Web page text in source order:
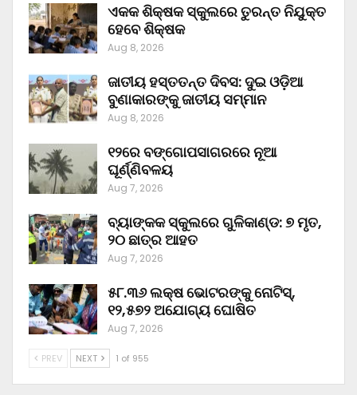
ଏକକ ଶିକ୍ଷକ ସ୍କୁଲରେ ତୁରନ୍ତ ନିଯୁକ୍ତ
ହେବେ ଶିକ୍ଷକ
Aug 8, 2026
ଜାତୀୟ ହସ୍ତତନ୍ତ ଦିବସ: ଦୁଇ ଓଡ଼ିଆ
ବୁଣାକାରଙ୍କୁ ଜାତୀୟ ସମ୍ମାନ
Aug 8, 2026
୧୨ରେ ବଙ୍ଗୋପସାଗରରେ ନୂଆ
ଘୂର୍ଣ୍ଣିବଳୟ
Aug 7, 2026
ବ୍ୟାଙ୍କକ ସ୍କୁଲରେ ଗୁଳିକାଣ୍ଡ: ୭ ମୃତ,
୨୦ ଛାତ୍ର ଆହତ
Aug 7, 2026
୫୮.୩୬ ଲକ୍ଷ ଭୋଟରଙ୍କୁ ନୋଟିସ୍‌,
୧୨,୫୭୨ ଅଯୋଗ୍ୟ ଘୋଷିତ
Aug 7, 2026
PREV NEXT 1 of 955